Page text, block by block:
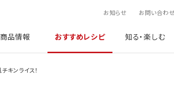
お知らせ お問い合わ
商品情報 おすすめレシピ 知る・楽しむ
キンライス！